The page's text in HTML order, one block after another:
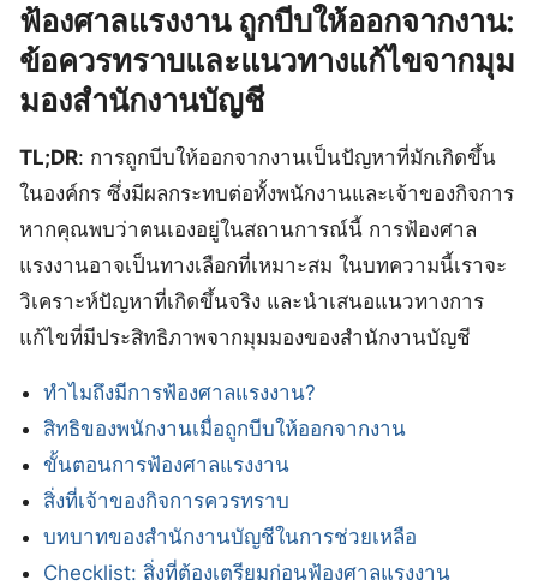
ฟ้องศาลแรงงาน ถูกบีบให้ออกจากงาน:
ข้อควรทราบและแนวทางแก้ไขจากมุม
มองสำนักงานบัญชี
TL;DR: การถูกบีบให้ออกจากงานเป็นปัญหาที่มักเกิดขึ้น
ในองค์กร ซึ่งมีผลกระทบต่อทั้งพนักงานและเจ้าของกิจการ
หากคุณพบว่าตนเองอยู่ในสถานการณ์นี้ การฟ้องศาล
แรงงานอาจเป็นทางเลือกที่เหมาะสม ในบทความนี้เราจะ
วิเคราะห์ปัญหาที่เกิดขึ้นจริง และนำเสนอแนวทางการ
แก้ไขที่มีประสิทธิภาพจากมุมมองของสำนักงานบัญชี
ทำไมถึงมีการฟ้องศาลแรงงาน?
สิทธิของพนักงานเมื่อถูกบีบให้ออกจากงาน
ขั้นตอนการฟ้องศาลแรงงาน
สิ่งที่เจ้าของกิจการควรทราบ
บทบาทของสำนักงานบัญชีในการช่วยเหลือ
Checklist: สิ่งที่ต้องเตรียมก่อนฟ้องศาลแรงงาน